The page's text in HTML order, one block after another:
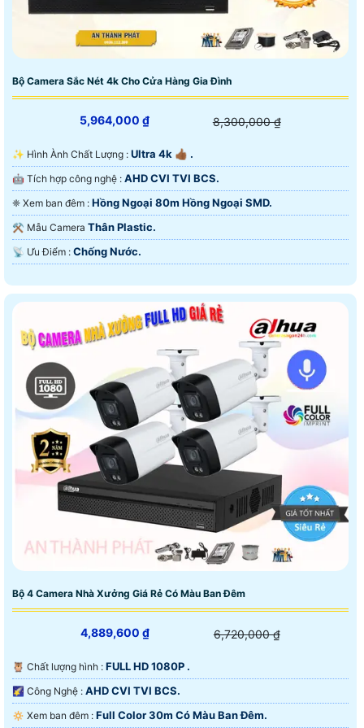
Bộ Camera Sắc Nét 4k Cho Cửa Hàng Gia Đình
5,964,000 ₫ 8,300,000 ₫
✨ Hình Ành Chất Lượng : Ultra 4k 👍🏾 .
🤖️ Tích hợp công nghệ : AHD CVI TVI BCS.
❈ Xem ban đêm : Hồng Ngoại 80m Hồng Ngoại SMD.
⚒ Mẫu Camera Thân Plastic.
️📡 Ưu Điểm : Chống Nước.
Bộ 4 Camera Nhà Xưởng Giá Rẻ Có Màu Ban Đêm
4,889,600 ₫ 6,720,000 ₫
🦉 Chất lượng hình : FULL HD 1080P .
🌠 Công Nghệ : AHD CVI TVI BCS.
🔅 Xem ban đêm : Full Color 30m Có Màu Ban Ðêm.